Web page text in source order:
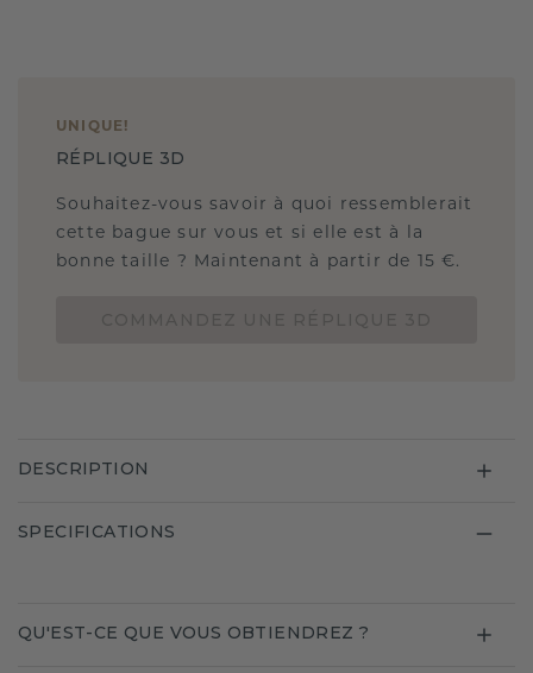
UNIQUE !
RÉPLIQUE 3D
Souhaitez-vous savoir à quoi ressemblerait
cette bague sur vous et si elle est à la
bonne taille ? Maintenant à partir de 15 €.
DESCRIPTION
SPECIFICATIONS
QU'EST-CE QUE VOUS OBTIENDREZ ?